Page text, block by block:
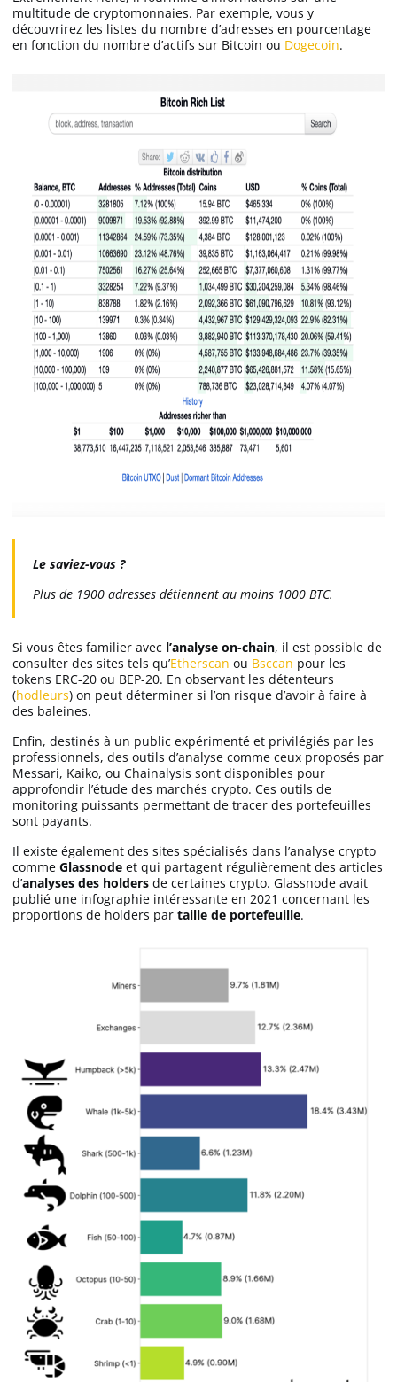
multitude de cryptomonnaies. Par exemple, vous y
découvrirez les listes du nombre d’adresses en pourcentage
en fonction du nombre d’actifs sur Bitcoin ou Dogecoin.
Le saviez-vous ?
Plus de 1900 adresses détiennent au moins 1000 BTC.
Si vous êtes familier avec l’analyse on-chain, il est possible de
consulter des sites tels qu’Etherscan ou Bsccan pour les
tokens ERC-20 ou BEP-20. En observant les détenteurs
(hodleurs) on peut déterminer si l’on risque d’avoir à faire à
des baleines.
Enfin, destinés à un public expérimenté et privilégiés par les
professionnels, des outils d’analyse comme ceux proposés par
Messari, Kaiko, ou Chainalysis sont disponibles pour
approfondir l’étude des marchés crypto. Ces outils de
monitoring puissants permettant de tracer des portefeuilles
sont payants.
Il existe également des sites spécialisés dans l’analyse crypto
comme Glassnode et qui partagent régulièrement des articles
d’analyses des holders de certaines crypto. Glassnode avait
publié une infographie intéressante en 2021 concernant les
proportions de holders par taille de portefeuille.